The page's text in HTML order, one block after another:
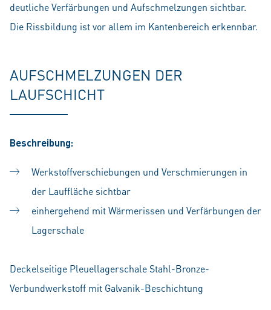
deutliche Verfärbungen und Aufschmelzungen sichtbar.
Die Rissbildung ist vor allem im Kantenbereich erkennbar.
AUFSCHMELZUNGEN DER
LAUFSCHICHT
Beschreibung:
Werkstoffverschiebungen und Verschmierungen in
der Lauffläche sichtbar
einhergehend mit Wärmerissen und Verfärbungen der
Lagerschale
Deckelseitige Pleuellagerschale Stahl-Bronze-
Verbundwerkstoff mit Galvanik-Beschichtung